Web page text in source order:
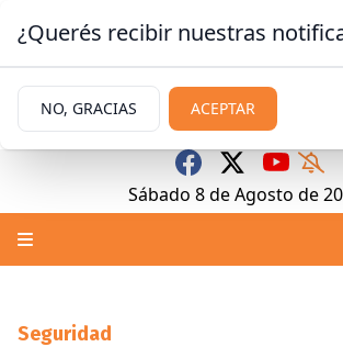
Sábado 8deAgosto de
Seguridad
¿Querés recibir nuestras
NO, GRACIAS ACEPTAR